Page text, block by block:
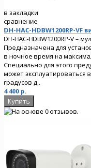
в закладки
сравнение
DH-HAC-HDBW1200RP-
DH-HAC-HDBW1200RP-V –
Предназначена для
в ночное время на
Специально для этого
может эксплуатироваться
градусов д..
4 400 р.